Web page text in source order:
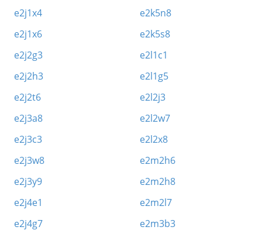
e2j1x4
e2j1x6
e2j2g3
e2j2h3
e2j2t6
e2j3a8
e2j3c3
e2j3w8
e2j3y9
e2j4e1
e2j4g7
e2k5n8
e2k5s8
e2l1c1
e2l1g5
e2l2j3
e2l2w7
e2l2x8
e2m2h6
e2m2h8
e2m2l7
e2m3b3